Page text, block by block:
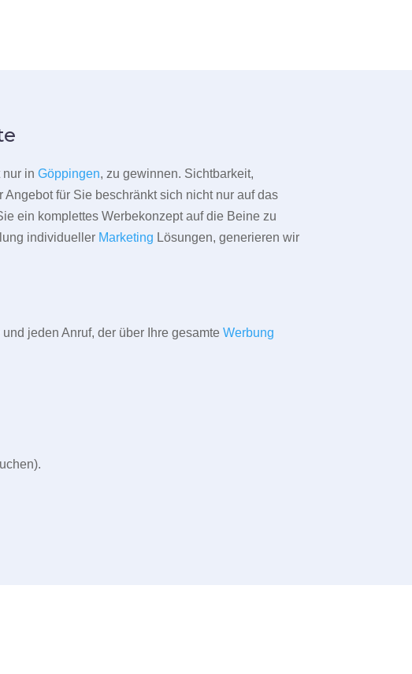
nur inGöppingen, zu gewinnen. Sichtbarkeit,
für Sie beschränkt sich nicht nur auf das
ein komplettes Werbekonzept auf die Beine zu
individueller Marketing Lösungen, generieren wir
jeden Anruf, der über Ihre gesamteWerbung